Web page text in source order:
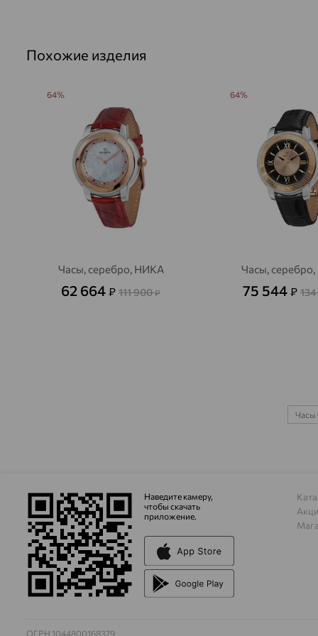
Похожие изделия
Часы, серебро, НИКА
62 664 ₽ 111 900₽
64%
Часы,
75 544 ₽
64%
Часы
Наведите камеру,
чтобы скачать
приложение.
ОГРН 1044800168379